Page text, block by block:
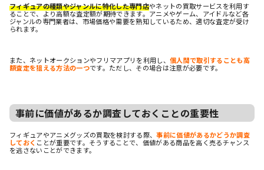
フィギュアの種類やジャンルに特化した専門店やネットの買取サービスを利用す
ることで、より高額な査定額が期待できます。アニメやゲーム、アイドルなど各
ジャンルの専門業者は、市場価格や需要を熟知しているため、適切な査定が受け
られます。
また、ネットオークションやフリマアプリを利用し、個人間で取引することも高
額査定を狙える方法の一つです。ただし、その場合は注意が必要です。
事前に価値があるか調査しておくことの重要性
フィギュアやアニメグッズの買取を検討する際、事前に価値があるかどうか調査
しておく ことが重要です。そうすることで、価値がある商品を高く売るチャンス
を逃さないことができます。